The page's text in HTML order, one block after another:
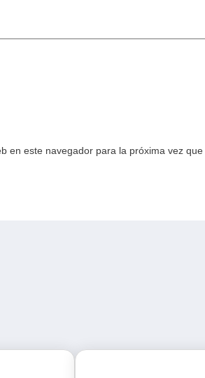
en este navegador para la próxima vez que